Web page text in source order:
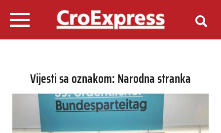
Vijesti sa oznakom: Narodna stranka